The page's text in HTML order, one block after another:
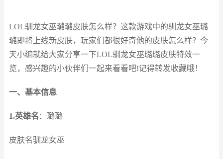
LOL驯龙女巫璐璐皮肤怎么样？这款游戏中的驯龙女巫璐
璐即将上线新皮肤，玩家们都很好奇他的皮肤怎么样？今
天小编就给大家分享一下LOL驯龙女巫璐璐皮肤特效一
览，感兴趣的小伙伴们一起来看看吧!记得转发收藏哦！
一、基本信息
1.英雄名 ：璐璐
皮肤名驯龙女巫